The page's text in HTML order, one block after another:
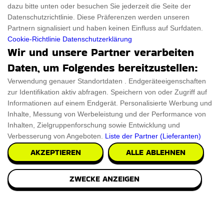
Sparen Sie Geld und Verwenden Sie
Kochblume Gutschein
Betreten Sie ThingsFromMars-DE, Ihr Sparportal, wo
Verbraucherwünsche auf beispiellose Qualität treffen. Nutzen Sie
die Kraft des Sparens mit unseren exklusiven Codes und stellen
Sie sicher, dass Ihre Reise in die Zukunft sowohl stressfrei als auch
budgetfreundlich ist. Einige der besten sind Kochblume Rabattcode
und Gutscheincode. Werden Sie Teil der Shopping-Revolution mit
ThingsFromMars-DE und Kochblume, wo intelligente
Entscheidungen große Ersparnisse bringen!
dazu bitte unten oder besuchen Sie jederzeit die Seite der
Datenschutzrichtlinie. Diese Präferenzen werden unseren
Partnern signalisiert und haben keinen Einfluss auf Surfdaten.
Cookie-Richtlinie Datenschutzerklärung
Wir und unsere Partner verarbeiten
Daten, um Folgendes bereitzustellen:
Verwendung genauer Standortdaten . Endgeräteeigenschaften
zur Identifikation aktiv abfragen. Speichern von oder Zugriff auf
Informationen auf einem Endgerät. Personalisierte Werbung und
Inhalte, Messung von Werbeleistung und der Performance von
Inhalten, Zielgruppenforschung sowie Entwicklung und
Verbesserung von Angeboten. Liste der Partner (Lieferanten)
AKZEPTIEREN ALLE ABLEHNEN
ZWECKE ANZEIGEN